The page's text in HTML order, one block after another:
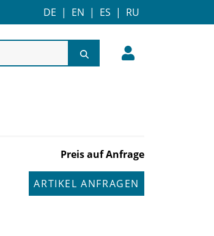
DE | EN | ES | RU
Preis auf Anfrage
ARTIKEL ANFRAGEN